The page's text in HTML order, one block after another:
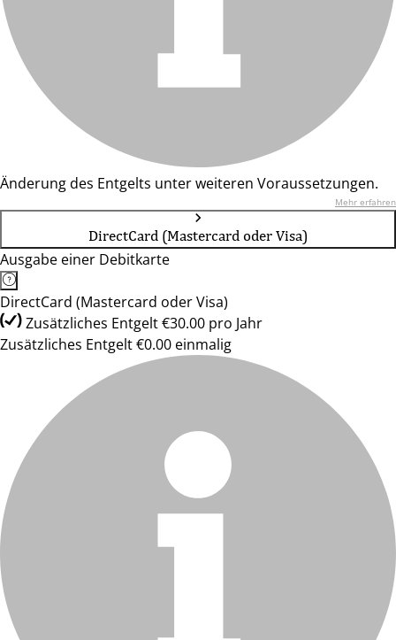
Änderung des Entgelts unter weiteren Voraussetzungen.
Mehr erfahren
DirectCard (Mastercard oder Visa)
Ausgabe einer Debitkarte
DirectCard (Mastercard oder Visa)
Zusätzliches Entgelt €30.00 pro Jahr
Zusätzliches Entgelt €0.00 einmalig